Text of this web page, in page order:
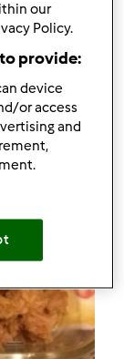
our
Policy.
provide:
device
or access
and